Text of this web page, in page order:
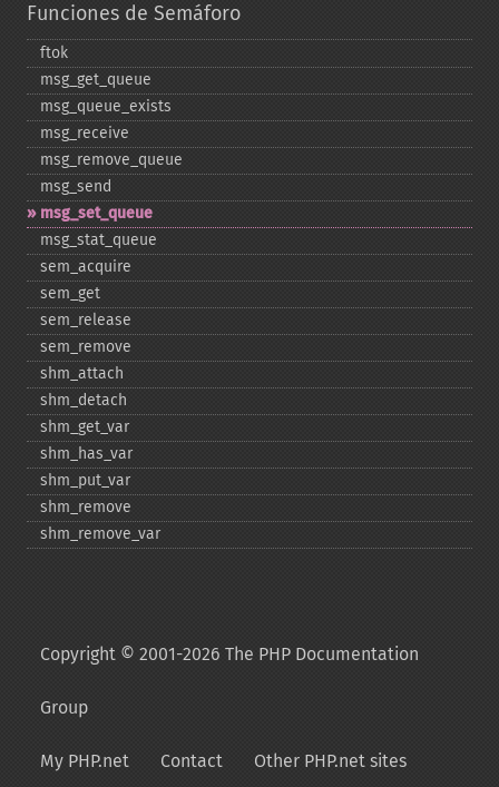
Funciones de Semáforo
ftok
msg_​get_​queue
msg_​queue_​exists
msg_​receive
msg_​remove_​queue
msg_​send
msg_​set_​queue
msg_​stat_​queue
sem_​acquire
sem_​get
sem_​release
sem_​remove
shm_​attach
shm_​detach
shm_​get_​var
shm_​has_​var
shm_​put_​var
shm_​remove
shm_​remove_​var
Copyright © 2001-2026 The PHP Documentation
Group
My PHP.net Contact Other PHP.net sites